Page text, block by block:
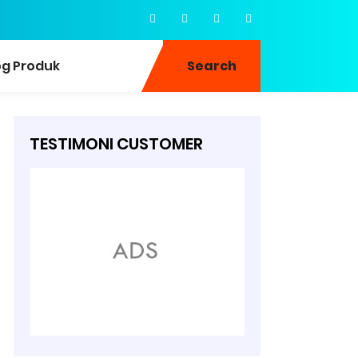
Produk Search
TESTIMONI CUSTOMER